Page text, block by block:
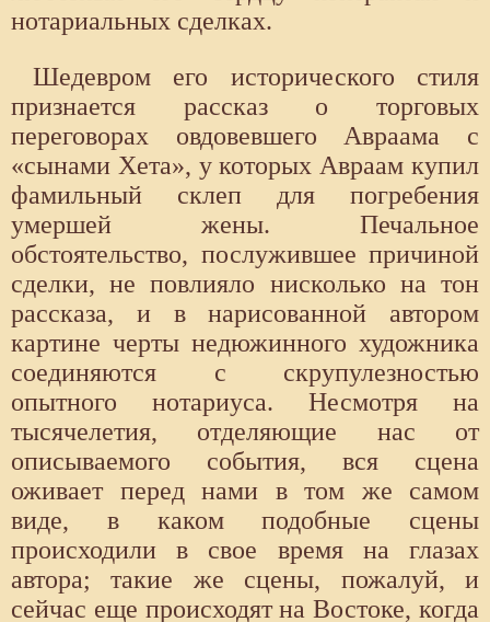
нотариальных сделках.
Шедевром его исторического стиля
признается рассказ о торговых
переговорах овдовевшего Авраама с
«сынами Хета», у которых Авраам купил
фамильный склеп для погребения
умершей жены. Печальное
обстоятельство, послужившее причиной
сделки, не повлияло нисколько на тон
рассказа, и в нарисованной автором
картине черты недюжинного художника
соединяются с скрупулезностью
опытного нотариуса. Несмотря на
тысячелетия, отделяющие нас от
описываемого события, вся сцена
оживает перед нами в том же самом
виде, в каком подобные сцены
происходили в свое время на глазах
автора; такие же сцены, пожалуй, и
сейчас еще происходят на Востоке, когда